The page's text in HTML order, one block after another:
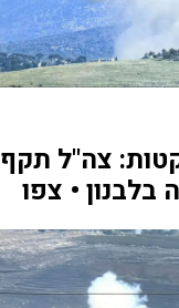
צה"ל תקף
• צפו